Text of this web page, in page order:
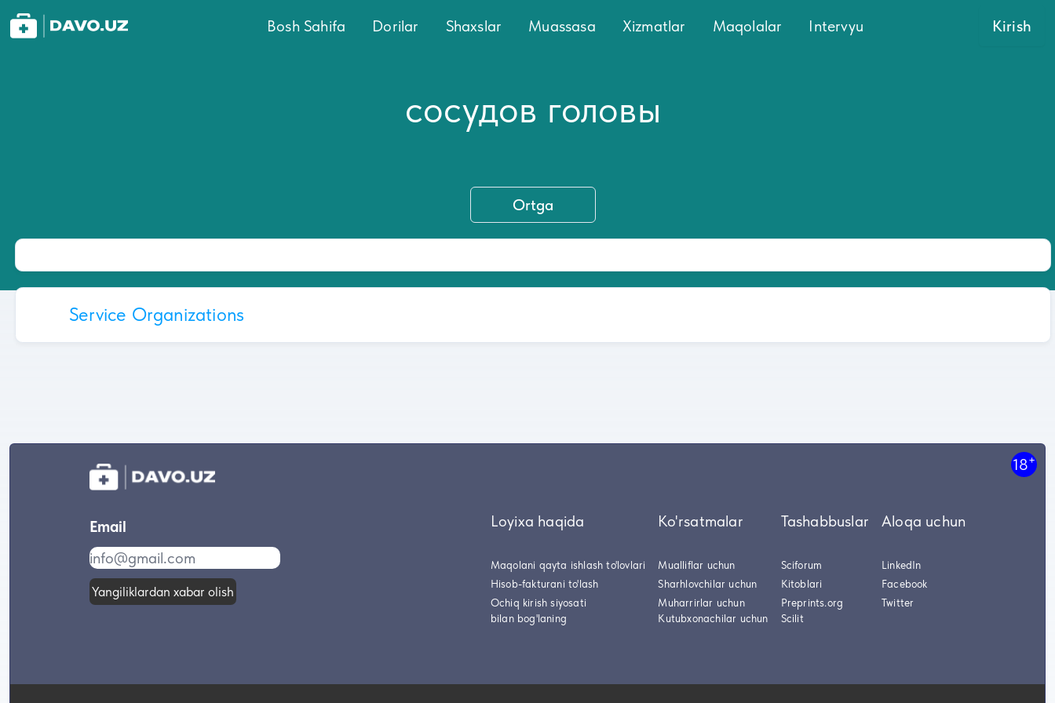
Bosh Sahifa Dorilar Shaxslar Muassasa Xizmatlar Maqolalar Intervyu Kirish
сосудов головы
Ortga
Service Organizations
18+
Email
Yangiliklardan xabar olish
Loyixa haqida
Maqolani qayta ishlash to'lovlari
Hisob-fakturani to'lash
Ochiq kirish siyosati
bilan bog'laning
Ko'rsatmalar
Mualliflar uchun
Sharhlovchilar uchun
Muharrirlar uchun
Kutubxonachilar uchun
Tashabbuslar
Sciforum
Kitoblari
Preprints.org
Scilit
Aloqa uchun
LinkedIn
Facebook
Twitter